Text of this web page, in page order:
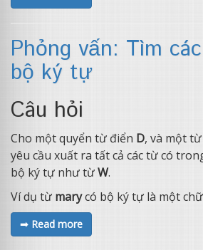
Phỏng vấn: Tìm
bộ ký tự
Câu hỏi
Cho một quyển từ điển D, và một từ
yêu cầu xuất ra tất cả các từ có
bộ ký tự như từW.
Ví dụ từ marycó bộ ký tự là một chữ
➟ Read more